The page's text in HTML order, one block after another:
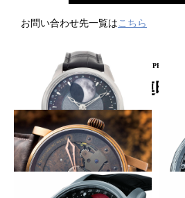
お問い合わせ先一覧はこちら
PICKUP PRODUCT
関連時計
闇に光る月が満ち欠け
SCHAUMBURG WATCH
ムーン ネブラ
オー
クラ
真に“焼けた”古色をまとう
裏と